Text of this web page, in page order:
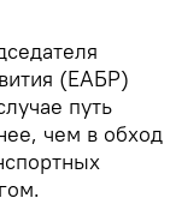
(ЕАБР)
путь
чем в обход